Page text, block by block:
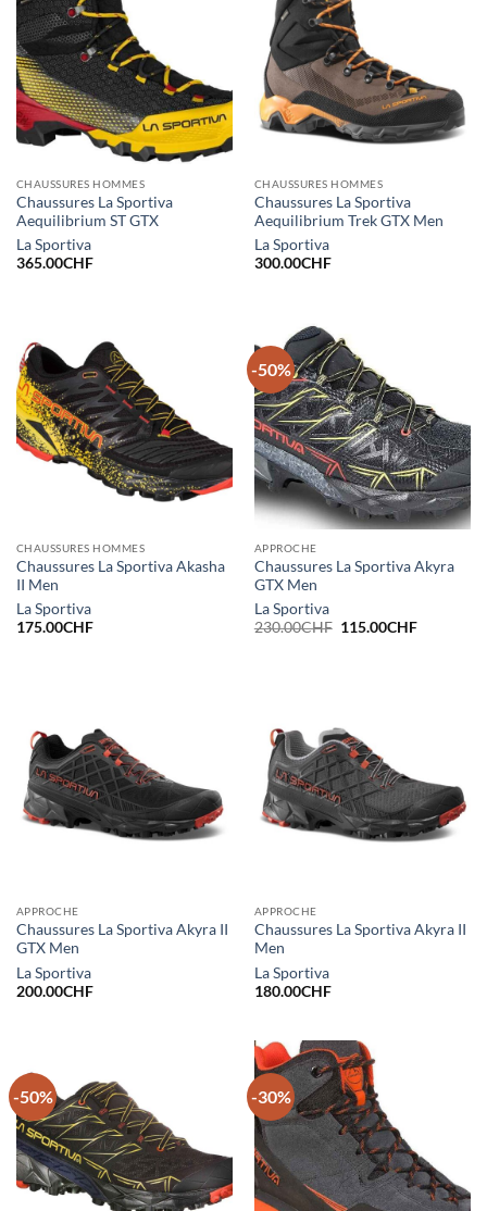
CHAUSSURES HOMMES
Chaussures La Sportiva
Aequilibrium ST GTX
La Sportiva
365.00CHF
CHAUSSURES HOMMES
Chaussures La Sportiva
Aequilibrium Trek GTX Men
La Sportiva
300.00CHF
CHAUSSURES HOMMES
Chaussures La Sportiva Akasha
II Men
La Sportiva
175.00CHF
-50%
APPROCHE
Chaussures La Sportiva Akyra
GTX Men
La Sportiva
230.00CHF Le
115.00CHFLe
APPROCHE
Chaussures La Sportiva Akyra II
GTX Men
La Sportiva
200.00CHF
APPROCHE
Chaussures La Sportiva Akyra II
Men
La Sportiva
180.00CHF
-50% -30%